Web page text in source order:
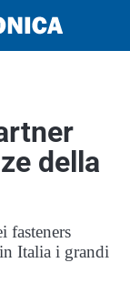
della
fasteners
Italia i grandi